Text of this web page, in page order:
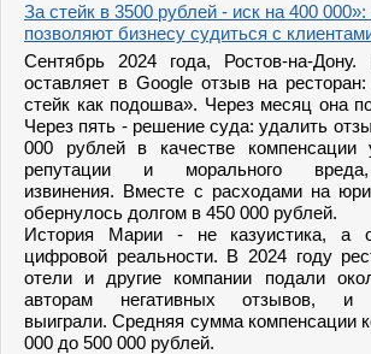
За стейк в 3500 рублей - иск на 400 000»:
позволяют бизнесу судиться с
Сентябрь 2024 года, Ростов-на-
оставляет в Google отзыв на
стейк как подошва». Через месяц она
Через пять - решение суда: удалить
000 рублей в качестве компенсации
репутации и морального вреда,
извинения. Вместе с расходами на
обернулось долгом в 450 000 рублей.
История Марии - не казуистика, а
цифровой реальности. В 2024 году
отели и другие компании подали
авторам негативных отзывов,
выиграли. Средняя сумма компенсации
000 до 500 000 рублей.